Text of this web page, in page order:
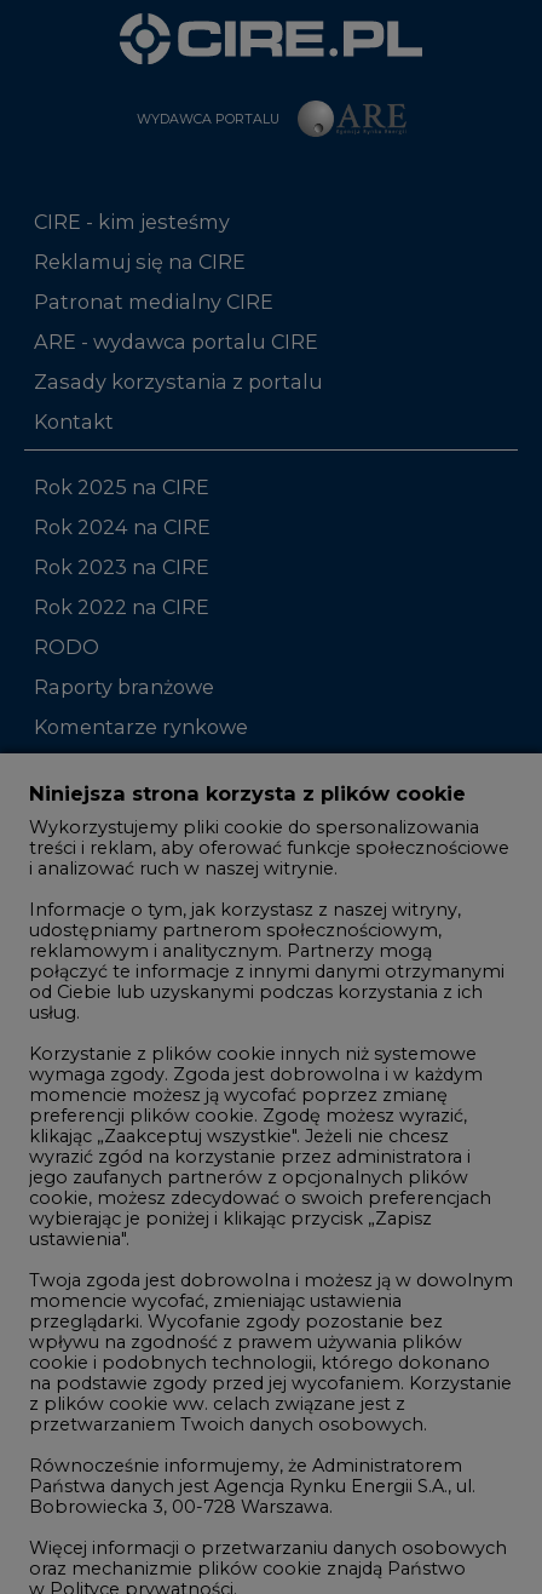
WYDAWCA PORTALU
CIRE - kim jesteśmy
Reklamuj się na CIRE
Patronat medialny CIRE
ARE - wydawca portalu CIRE
Zasady korzystania z portalu
Kontakt
Rok 2025 na CIRE
Rok 2024 na CIRE
Rok 2023 na CIRE
Rok 2022 na CIRE
RODO
Raporty branżowe
Komentarze rynkowe
Zmiany kadrowe na rynku
Studio CIRE
Rozmowy o energetyce
Gospodarka
Geopolityka
LTE450
Innowacje i AI
Telekomunikacja i IT
Handel emisjami CO2
Wodór
Górnictwo
Atom
Fotowoltaika
Offshore wind
Zielone samorządy
Zielona gospodarka
Niniejsza strona korzysta z plików cookie
Wykorzystujemy pliki cookie do spersonalizowania
treści i reklam, aby oferować funkcje społecznościowe
i analizować ruch w naszej witrynie.
Informacje o tym, jak korzystasz z naszej witryny,
udostępniamy partnerom społecznościowym,
reklamowym i analitycznym. Partnerzy mogą
połączyć te informacje z innymi danymi otrzymanymi
od Ciebie lub uzyskanymi podczas korzystania z ich
usług.
Korzystanie z plików cookie innych niż systemowe
wymaga zgody. Zgoda jest dobrowolna i w każdym
momencie możesz ją wycofać poprzez zmianę
preferencji plików cookie. Zgodę możesz wyrazić,
klikając „Zaakceptuj wszystkie". Jeżeli nie chcesz
wyrazić zgód na korzystanie przez administratora i
jego zaufanych partnerów z opcjonalnych plików
cookie, możesz zdecydować o swoich preferencjach
wybierając je poniżej i klikając przycisk „Zapisz
ustawienia".
Twoja zgoda jest dobrowolna i możesz ją w dowolnym
momencie wycofać, zmieniając ustawienia
przeglądarki. Wycofanie zgody pozostanie bez
wpływu na zgodność z prawem używania plików
cookie i podobnych technologii, którego dokonano
na podstawie zgody przed jej wycofaniem. Korzystanie
z plików cookie ww. celach związane jest z
przetwarzaniem Twoich danych osobowych.
Równocześnie informujemy, że Administratorem
Państwa danych jest Agencja Rynku Energii S.A., ul.
Bobrowiecka 3, 00-728 Warszawa.
Więcej informacji o przetwarzaniu danych osobowych
oraz mechanizmie plików cookie znajdą Państwo
w Polityce prywatności.